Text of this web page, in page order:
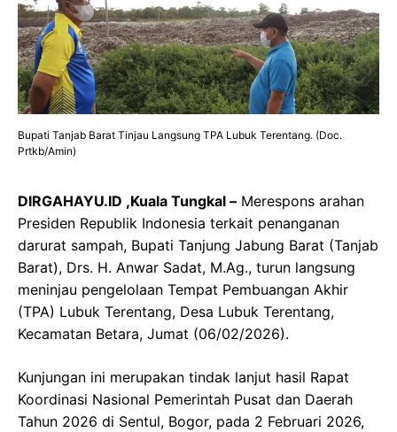
Bupati Tanjab Barat Tinjau Langsung TPA Lubuk Terentang. (Doc.
Prtkb/Amin)
DIRGAHAYU.ID ,Kuala Tungkal – Merespons arahan
Presiden Republik Indonesia terkait penanganan
darurat sampah, Bupati Tanjung Jabung Barat (Tanjab
Barat), Drs. H. Anwar Sadat, M.Ag., turun langsung
meninjau pengelolaan Tempat Pembuangan Akhir
(TPA) Lubuk Terentang, Desa Lubuk Terentang,
Kecamatan Betara, Jumat (06/02/2026).
Kunjungan ini merupakan tindak lanjut hasil Rapat
Koordinasi Nasional Pemerintah Pusat dan Daerah
Tahun 2026 di Sentul, Bogor, pada 2 Februari 2026,